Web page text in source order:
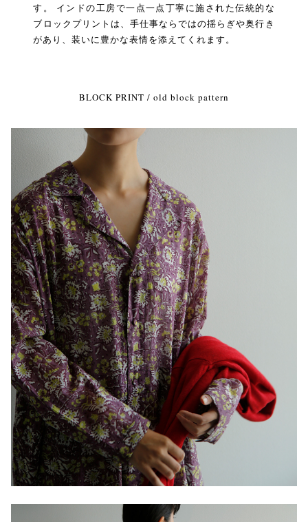
す。 インドの工房で一点一点丁寧に施された伝統的な
ブロックプリントは、手仕事ならではの揺らぎや奥行き
があり、装いに豊かな表情を添えてくれます。
BLOCK PRINT / old block pattern